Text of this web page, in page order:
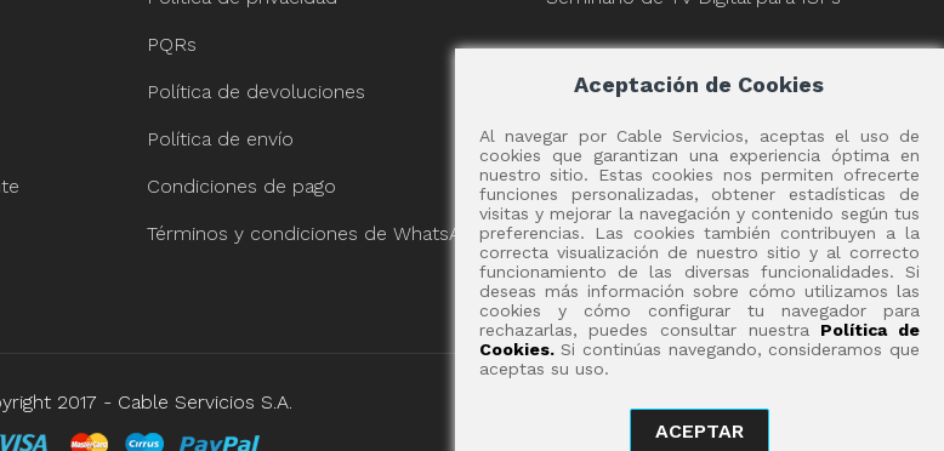
PQRs
Política de devoluciones
Política de envío
Condiciones de pago
Términos y condiciones de WhatsApp
Aceptación de Cookies
Al navegar por Cable Servicios, aceptas el uso de
cookies que garantizan una experiencia óptima en
nuestro sitio. Estas cookies nos permiten ofrecerte
funciones personalizadas, obtener estadísticas de
visitas y mejorar la navegación y contenido según tus
preferencias. Las cookies también contribuyen a la
correcta visualización de nuestro sitio y al correcto
funcionamiento de las diversas funcionalidades. Si
deseas más información sobre cómo utilizamos las
cookies y cómo configurar tu navegador para
rechazarlas, puedes consultar nuestra Política de
Cookies.Si continúas navegando, consideramos que
aceptas su uso.
ACEPTAR
2017 - Cable Servicios S.A.